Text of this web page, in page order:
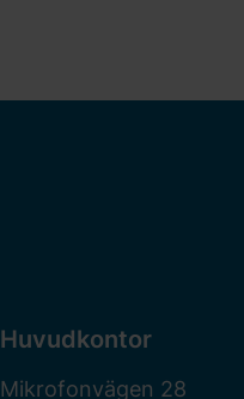
Huvudkontor
Mikrofonvägen 28